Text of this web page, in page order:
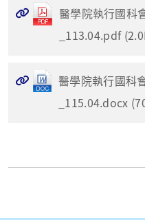
醫學院執行國科
_113.04.pdf
醫學院執行國科
_115.04.docx